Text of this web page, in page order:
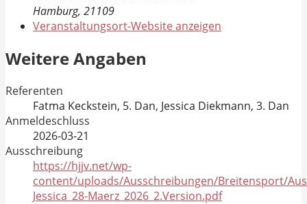
Hamburg, 21109
Veranstaltungsort-Website anzeigen
Weitere Angaben
Referenten
Fatma Keckstein, 5. Dan, Jessica Diekmann, 3. Dan
Anmeldeschluss
2026-03-21
Ausschreibung
https://hjjv.net/wp-
content/uploads/Ausschreibungen/Breitensport/
Jessica_28-Maerz_2026_2.Version.pdf